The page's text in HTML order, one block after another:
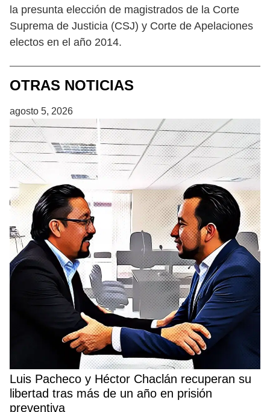
la presunta elección de magistrados de la Corte
Suprema de Justicia (CSJ) y Corte de Apelaciones
electos en el año 2014.
OTRAS NOTICIAS
agosto 5, 2026
Luis Pacheco y Héctor Chaclán recuperan su
libertad tras más de un año en prisión
preventiva